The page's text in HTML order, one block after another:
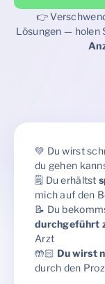
👉
Lösungen — holen
💚 Du wirst
du gehen
🗒️ Du erhältst
mich auf den
📝 Du
durchgeführt
Arzt
🤲🏻 Du wirst
durch den